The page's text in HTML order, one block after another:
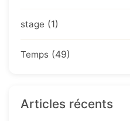
stage (1)
Temps (49)
Articles récents